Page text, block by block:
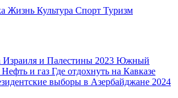
Жизнь Культура Спорт Туризм
и Палестины 2023 Южный
Нефть и газ Где отдохнуть на Кавказе
выборы в Азербайджане 2024